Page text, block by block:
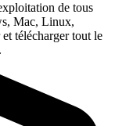
de tous
Mac, Linux,
télécharger tout le